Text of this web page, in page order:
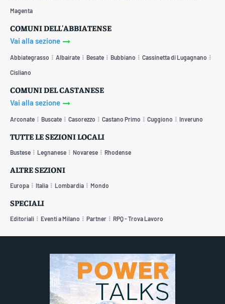
Magenta
COMUNI DELL'ABBIATENSE
Vai alla sezione
Abbiategrasso Albairate Besate Bubbiano Cassinetta di Lugagnano
Cisliano
COMUNI DEL CASTANESE
Vai alla sezione
Arconate Buscate Casorezzo Castano Primo Cuggiono Inveruno
TUTTE LE SEZIONI LOCALI
Bustese Legnanese Novarese Rhodense
ALTRE SEZIONI
Europa Italia Lombardia Mondo
SPECIALI
Editoriali Eventi a Milano Partner RPQ - Trova Lavoro